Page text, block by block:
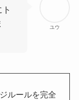
ユウ
ルールを完全